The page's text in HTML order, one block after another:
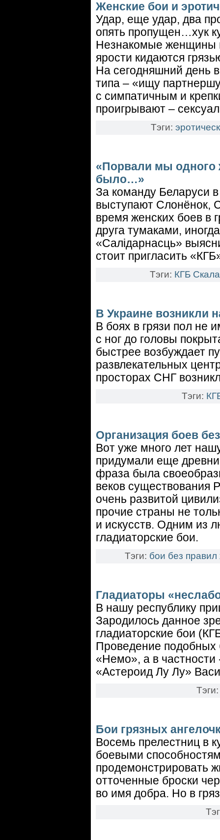
Женские бои и
Удар, еще удар, два
опять пропущен…хук
Незнакомые женщины
ярости кидаются
На сегодняшний день
типа – «ищу
с симпатичным и
проигрывают –
Тэги:
«Порвали мы одного
было…»
За команду Беларуси
выступают Слонёнок,
время женских боев в
друга тумаками,
«Салідарнасць»
стоит пригласить
Тэги: КГБ Скала
В Украине возникли
В боях в грязи пол не
с ног до головы
быстрее возбуждает
развлекательных
просторах СНГ
Тэги:
Организация боев
Вот уже много лет
придумали еще
фраза была
веков существования
очень развитой
прочие страны не
и искусств. Одним из
гладиаторские бои.
Тэги: бои без правил
Гладиаторы
В нашу республику
Зародилось данное
гладиаторские бои
Проведение подобных
«Немо», а в частности
«Астероид Лу Лу»
Бои грязных
Восемь прелестниц в
боевыми
продемонстрировать
отточенные броски
во имя добра. Но в